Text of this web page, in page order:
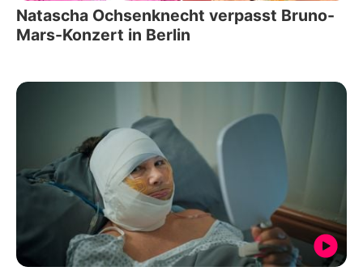
Natascha Ochsenknecht verpasst Bruno-
Mars-Konzert in Berlin